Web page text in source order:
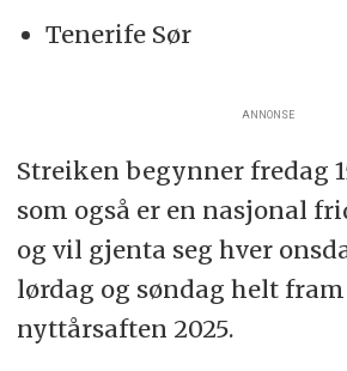
Tenerife Sør
ANNONSE
Streiken begynner fredag
som også er en nasjonal
og vil gjenta seg hver
lørdag og søndag helt
nyttårsaften 2025.